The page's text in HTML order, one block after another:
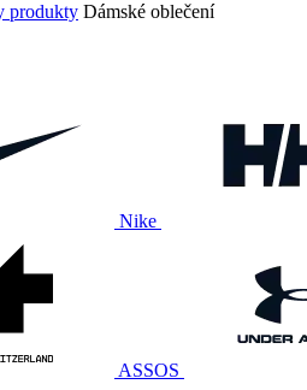
produkty Dámské oblečení
Nike
ASSOS